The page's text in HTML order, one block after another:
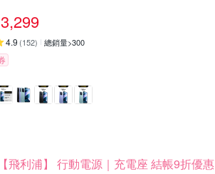
3,299
4.9 (152) 總銷量>300
飛利浦】 行動電源｜充電座 結帳9折優惠